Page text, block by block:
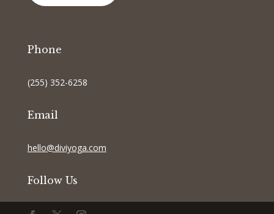
Phone
(255) 352-6258
Email
hello@diviyoga.com
Follow Us